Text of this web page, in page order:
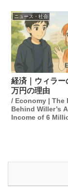
ニュース・社会
経済｜ウィラー
万円の理由
/ Economy | The
Behind Willer’s
Income of 6